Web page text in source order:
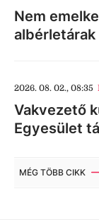
Nem
albérletárak
2026. 08. 02., 08:35
Vakvezető
Egyesület
MÉG TÖBB CIKK